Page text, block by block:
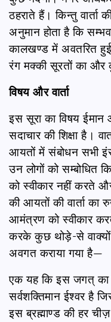
ठहराते हैं। किन्तु वार्ता
अनुमान होता है कि
कालखण्ड में अवतरित
रंग मक्की सूरतों का और
विषय और वार्ता
इस सूरा का विषय
सदाचार की शिक्षा है।
आयतों में संबोधन सभी
उन लोगों को
को स्वीकार नहीं करते
की आयतों की वार्ता
आमंत्रण को स्वीकार
करके कुछ थोड़े-से वाक्यों
अवगत कराया गया है—
एक यह कि इस जगत् का
सर्वशक्तिमान ईश्वर है
इस ब्रह्माण्ड की हर